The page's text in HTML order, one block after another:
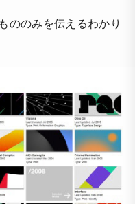
ののみを伝えるわかり